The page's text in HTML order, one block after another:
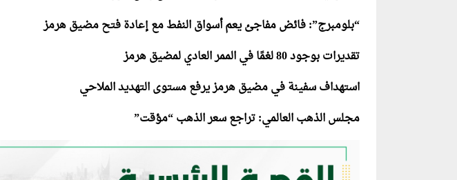
“بلومبرج”: فائض مفاجئ يعم أسواق النفط مع إعادة فتح مضيق هرمز
تقديرات بوجود 80 لغمًا في الممر العادي لمضيق هرمز
استهداف سفينة في مضيق هرمز يرفع مستوى التهديد الملاحي
مجلس الذهب العالمي: تراجع سعر الذهب “مؤقت”